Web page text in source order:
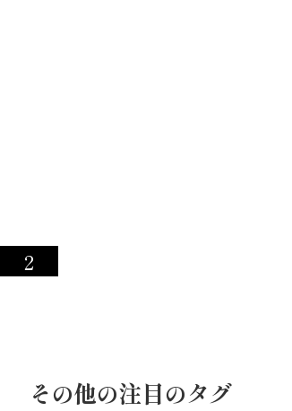
2
その他の注目のタグ